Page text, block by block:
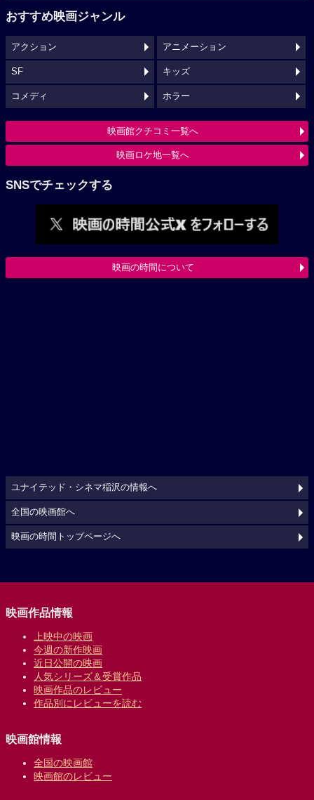
おすすめ映画ジャンル
アクション アニメーション
SF キッズ
コメディ ホラー
映画館クチコミ一覧へ
映画ロケ地一覧へ
SNSでチェックする
映画の時間について
ユナイテッド・シネマ稲沢の情報へ
全国の映画館へ
映画の時間トップページへ
映画作品情報
上映中の映画
今週の新作映画
近日公開の映画
人気シリーズ＆受賞作品
映画作品のレビュー
作品別にレビューを読む
映画館情報
全国の映画館
映画館のレビュー